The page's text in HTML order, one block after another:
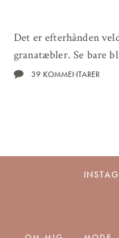
Det er efterhånden
granatæbler. Se bare
39 KOMMENTARER